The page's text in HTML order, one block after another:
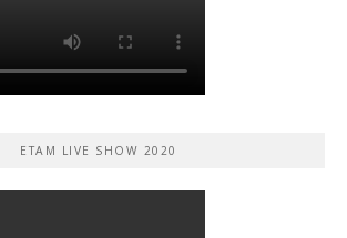
ETAM LIVE SHOW 2020